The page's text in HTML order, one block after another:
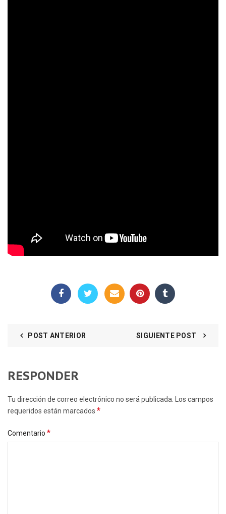
POST ANTERIOR SIGUIENTE POST
RESPONDER
Tu dirección de correo electrónico no será publicada. Los campos
requeridos están marcados *
Comentario *